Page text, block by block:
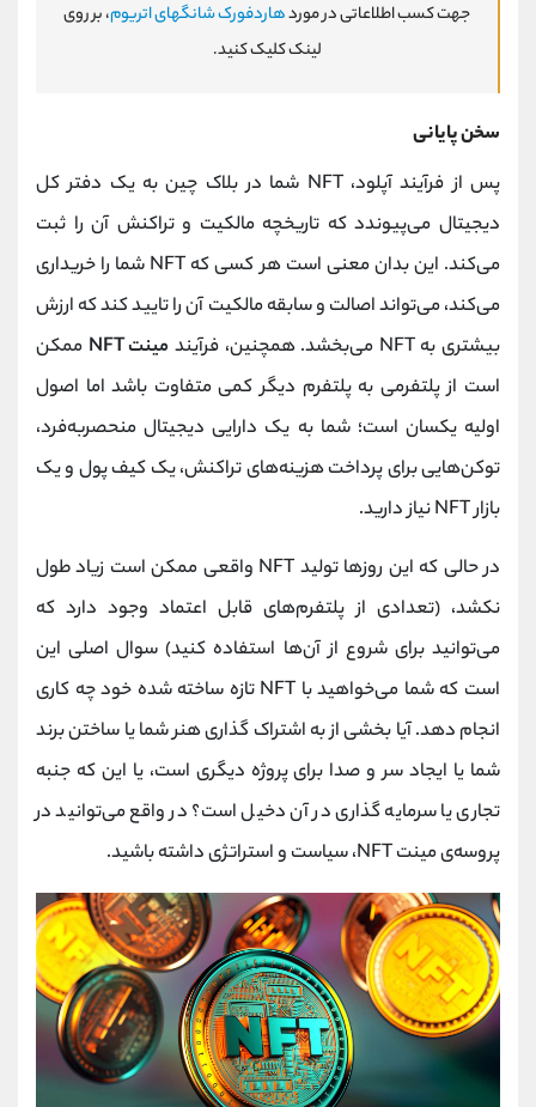
جهت کسب اطلاعاتی در موردهاردفورک شانگهای اتریوم، بر روی
لینک کلیک کنید.
سخن پایانی
پس از فرآیند آپلود، NFT شما در بلاک چین به یک دفتر کل
دیجیتال می‌پیوندد که تاریخچه مالکیت و تراکنش آن را ثبت
می‌کند. این بدان معنی است هر کسی که NFT شما را خریداری
می‌کند، می‌تواند اصالت و سابقه مالکیت آن را تایید کند که ارزش
بیشتری به NFT می‌بخشد. همچنین، فرآیند
مینت NFT
ممکن
است از پلتفرمی به پلتفرم دیگر کمی متفاوت باشد اما اصول
اولیه یکسان است؛ شما به یک دارایی دیجیتال منحصربه‌فرد،
توکن‌هایی برای پرداخت هزینه‌های تراکنش، یک کیف پول و یک
بازار NFT نیاز دارید.
در حالی که این روزها تولید NFT واقعی ممکن است زیاد طول
نکشد، (تعدادی از پلتفرم‌های قابل اعتماد وجود دارد که
می‌توانید برای شروع از آن‌ها استفاده کنید) سوال اصلی این
است که شما می‌خواهید با NFT تازه ساخته شده خود چه کاری
انجام دهد. آیا بخشی از به اشتراک گذاری هنر شما یا ساختن برند
شما یا ایجاد سر و صدا برای پروژه دیگری است، یا این که جنبه
تجاری یا سرمایه گذاری در آن دخیل است؟ در واقع می‌توانید در
پروسه‌ی مینت NFT، سیاست و استراتژی داشته باشید.